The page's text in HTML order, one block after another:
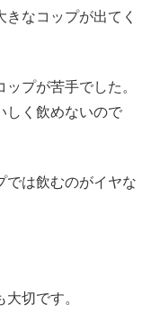
なコップが出てく
プが苦手でした。
しく飲めないので
では飲むのがイヤな
切です。